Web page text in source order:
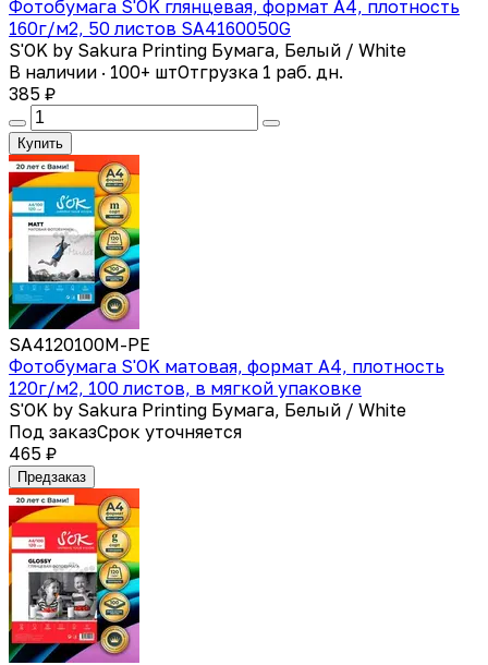
Фотобумага S'OK глянцевая, формат А4, плотность
160г/м2, 50 листов SA4160050G
S'OK by Sakura Printing Бумага, Белый / White
В наличии · 100+ штОтгрузка 1 раб. дн.
385 ₽
Купить
SA4120100M-PE
Фотобумага S'OK матовая, формат А4, плотность
120г/м2, 100 листов, в мягкой упаковке
S'OK by Sakura Printing Бумага, Белый / White
Под заказСрок уточняется
465 ₽
Предзаказ